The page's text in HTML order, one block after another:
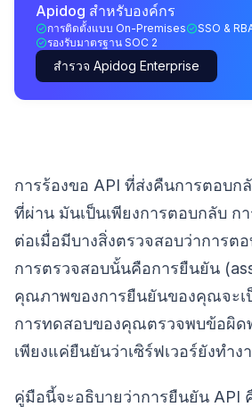
Apidog สำหรับองค์กร
การติดตั้งแบบ On-Premises
SSO &
รองรับมาตรฐาน SOC 2
สำรวจ Apidog Enterprise
การร้องขอ API ที่ส่งคืนการตอบก
ที่ผ่าน มันเป็นเพียงการตอบกลับ ก
ต่อเมื่อมีบางสิ่งตรวจสอบว่าการต
การตรวจสอบนั้นคือการยืนยัน
คุณภาพของการยืนยันของคุณจะเ
การทดสอบของคุณตรวจพบข้อผิด
เพียงแค่ยืนยันว่าเซิร์ฟเวอร์ยังทำง
คู่มือนี้จะอธิบายว่าการยืนยัน API